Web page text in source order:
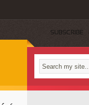
SUBSCRIBE